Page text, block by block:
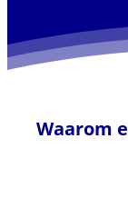
Waarom